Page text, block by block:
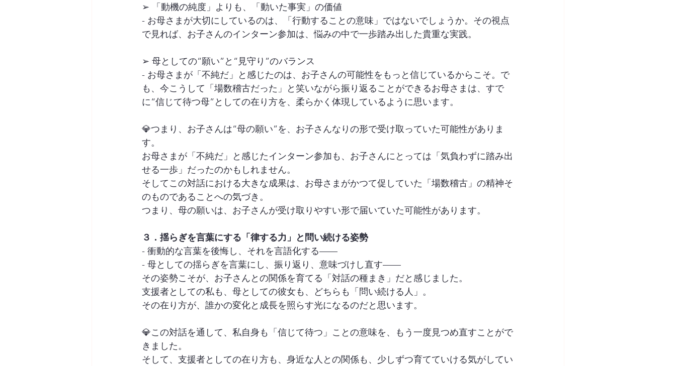
➢ 「動機の純度」よりも、「動いた事実」の価値
- お母さまが大切にしているのは、「行動することの意味」ではないでしょうか。その視点
で見れば、お子さんのインターン参加は、悩みの中で一歩踏み出した貴重な実践。
➢ 母としての“願い”と“見守り”のバランス
- お母さまが「不純だ」と感じたのは、お子さんの可能性をもっと信じているからこそ。で
も、今こうして「場数稽古だった」と笑いながら振り返ることができるお母さまは、すで
に“信じて待つ母”としての在り方を、柔らかく体現しているように思います。
💎つまり、お子さんは“母の願い”を、お子さんなりの形で受け取っていた可能性がありま
す。
お母さまが「不純だ」と感じたインターン参加も、お子さんにとっては「気負わずに踏み出
せる一歩」だったのかもしれません。
そしてこの対話における大きな成果は、お母さまがかつて促していた「場数稽古」の精神そ
のものであることへの気づき。
つまり、母の願いは、お子さんが受け取りやすい形で届いていた可能性があります。
３．揺らぎを言葉にする「律する力」と問い続ける姿勢
- 衝動的な言葉を後悔し、それを言語化する——
- 母としての揺らぎを言葉にし、振り返り、意味づけし直す——
その姿勢こそが、お子さんとの関係を育てる「対話の種まき」だと感じました。
支援者としての私も、母としての彼女も、どちらも「問い続ける人」。
その在り方が、誰かの変化と成長を照らす光になるのだと思います。
💎この対話を通して、私自身も「信じて待つ」ことの意味を、もう一度見つめ直すことがで
きました。
そして、支援者としての在り方も、身近な人との関係も、少しずつ育てていける気がしてい